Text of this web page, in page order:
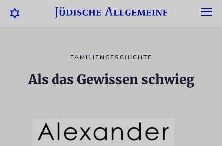
FAMILIENGESCHICHTE
Als das Gewissen schwieg